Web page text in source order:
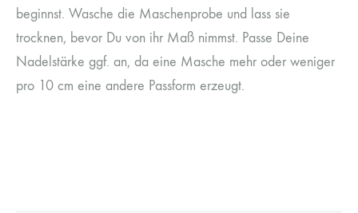
beginnst. Wasche die Maschenprobe und lass sie
trocknen, bevor Du von ihr Maß nimmst. Passe Deine
Nadelstärke ggf. an, da eine Masche mehr oder weniger
pro 10 cm eine andere Passform erzeugt.